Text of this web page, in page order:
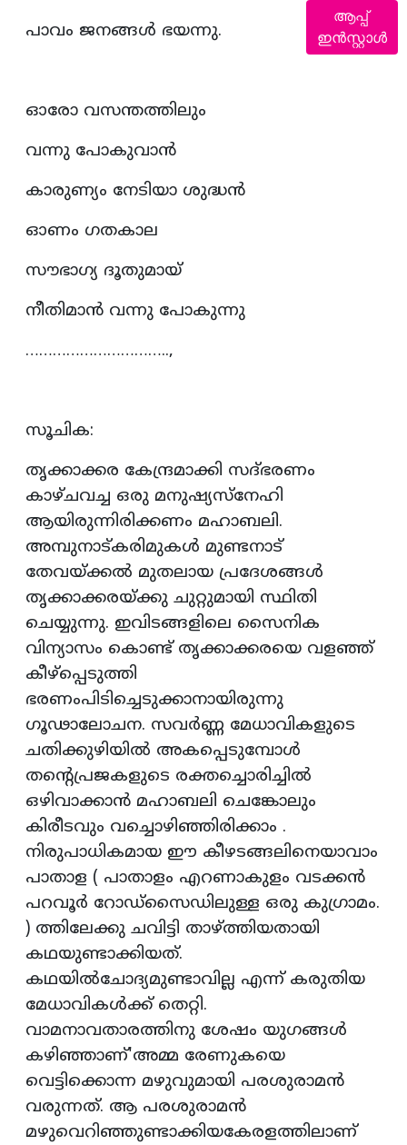
പാവം ജനങ്ങൾ ഭയന്നു.
ഓരോ വസന്തത്തിലും
വന്നു പോകുവാൻ
കാരുണ്യം നേടിയാ ശുദ്ധൻ
ഓണം ഗതകാല
സൗഭാഗ്യ ദൂതുമായ്
നീതിമാൻ വന്നു പോകുന്നു
…………………………..,
സൂചിക:
തൃക്കാക്കര കേന്ദ്രമാക്കി സദ്ഭരണം
കാഴ്ചവച്ച ഒരു മനുഷ്യസ്നേഹി
ആയിരുന്നിരിക്കണം മഹാബലി.
അമ്പുനാട്കരിമുകൾ മുണ്ടനാട്
തേവയ്ക്കൽ മുതലായ പ്രദേശങ്ങൾ
തൃക്കാക്കരയ്ക്കു ചുറ്റുമായി സ്ഥിതി
ചെയ്യുന്നു. ഇവിടങ്ങളിലെ സൈനിക
വിന്യാസം കൊണ്ട് തൃക്കാക്കരയെ വളഞ്ഞ്
കീഴ്‌പ്പെടുത്തി
ഭരണംപിടിച്ചെടുക്കാനായിരുന്നു
ഗൂഢാലോചന. സവർണ്ണ മേധാവികളുടെ
ചതിക്കുഴിയിൽ അകപ്പെടുമ്പോൾ
തന്റെപ്രജകളുടെ രക്തച്ചൊരിച്ചിൽ
ഒഴിവാക്കാൻ മഹാബലി ചെങ്കോലും
കിരീടവും വച്ചൊഴിഞ്ഞിരിക്കാം .
നിരുപാധികമായ ഈ കീഴടങ്ങലിനെയാവാം
പാതാള ( പാതാളം എറണാകുളം വടക്കൻ
പറവൂർ റോഡ്സൈഡിലുള്ള ഒരു കുഗ്രാമം.
) ത്തിലേക്കു ചവിട്ടി താഴ്ത്തിയതായി
കഥയുണ്ടാക്കിയത്.
കഥയിൽചോദ്യമുണ്ടാവില്ല എന്ന് കരുതിയ
മേധാവികൾക്ക് തെറ്റി.
വാമനാവതാരത്തിനു ശേഷം യുഗങ്ങൾ
കഴിഞ്ഞാണ്'അമ്മ രേണുകയെ
വെട്ടിക്കൊന്ന മഴുവുമായി പരശുരാമൻ
വരുന്നത്. ആ പരശുരാമൻ
മഴുവെറിഞ്ഞുണ്ടാക്കിയകേരളത്തിലാണ്
ആപ്പ്
ഇൻസ്റ്റാൾ